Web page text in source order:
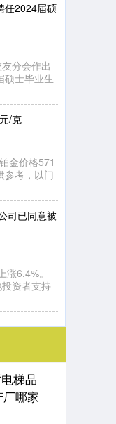
任2024届硕
分会作出
硕士毕业生
/克
金价格571
参考，以门
司已同意被
6.4%。
资者支持
梯品
哪家